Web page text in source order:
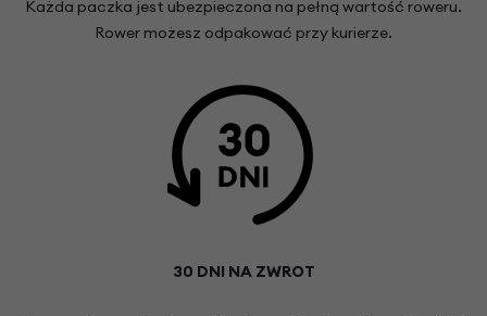
Każda paczka jest ubezpieczona na pełną wartość roweru.
Rower możesz odpakować przy kurierze.
30 DNI NA ZWROT